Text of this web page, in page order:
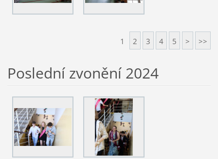
1 2 3 4 5 > >>
Poslední zvonění 2024